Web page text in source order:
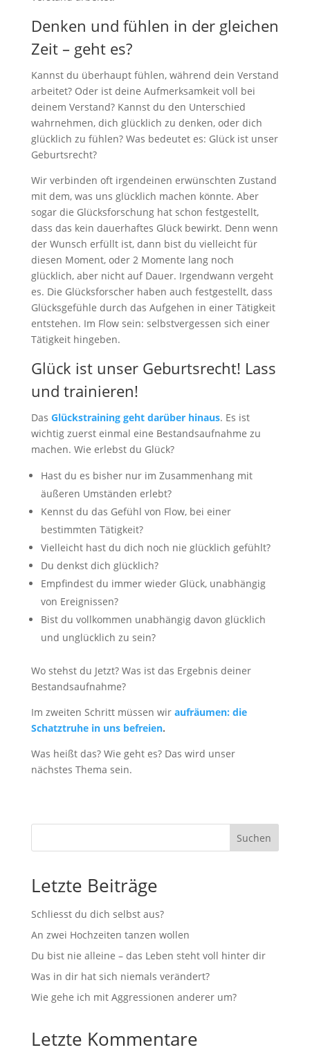
Denken und fühlen in der gleichen
Zeit – geht es?
Kannst du überhaupt fühlen, während dein Verstand
arbeitet? Oder ist deine Aufmerksamkeit voll bei
deinem Verstand? Kannst du den Unterschied
wahrnehmen, dich glücklich zu denken, oder dich
glücklich zu fühlen? Was bedeutet es: Glück ist unser
Geburtsrecht?
Wir verbinden oft irgendeinen erwünschten Zustand
mit dem, was uns glücklich machen könnte. Aber
sogar die Glücksforschung hat schon festgestellt,
dass das kein dauerhaftes Glück bewirkt. Denn wenn
der Wunsch erfüllt ist, dann bist du vielleicht für
diesen Moment, oder 2 Momente lang noch
glücklich, aber nicht auf Dauer. Irgendwann vergeht
es. Die Glücksforscher haben auch festgestellt, dass
Glücksgefühle durch das Aufgehen in einer Tätigkeit
entstehen. Im Flow sein: selbstvergessen sich einer
Tätigkeit hingeben.
Glück ist unser Geburtsrecht! Lass
und trainieren!
Das Glückstraining geht darüber hinaus. Es ist
wichtig zuerst einmal eine Bestandsaufnahme zu
machen. Wie erlebst du Glück?
Hast du es bisher nur im Zusammenhang mit
äußeren Umständen erlebt?
Kennst du das Gefühl von Flow, bei einer
bestimmten Tätigkeit?
Vielleicht hast du dich noch nie glücklich gefühlt?
Du denkst dich glücklich?
Empfindest du immer wieder Glück, unabhängig
von Ereignissen?
Bist du vollkommen unabhängig davon glücklich
und unglücklich zu sein?
Wo stehst du Jetzt? Was ist das Ergebnis deiner
Bestandsaufnahme?
Im zweiten Schritt müssen wir aufräumen: die
Schatztruhe in uns befreien.
Was heißt das? Wie geht es? Das wird unser
nächstes Thema sein.
Suchen
Letzte Beiträge
Schliesst du dich selbst aus?
An zwei Hochzeiten tanzen wollen
Du bist nie alleine – das Leben steht voll hinter dir
Was in dir hat sich niemals verändert?
Wie gehe ich mit Aggressionen anderer um?
Letzte Kommentare